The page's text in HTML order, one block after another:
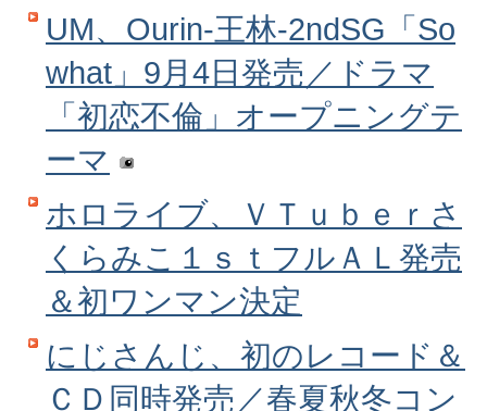
UM、Ourin‐王林‐2ndSG「So
what」9月4日発売／ドラマ
「初恋不倫」オープニングテ
ーマ
ホロライブ、ＶＴｕｂｅｒさ
くらみこ１ｓｔフルＡＬ発売
＆初ワンマン決定
にじさんじ、初のレコード＆
ＣＤ同時発売／春夏秋冬コン